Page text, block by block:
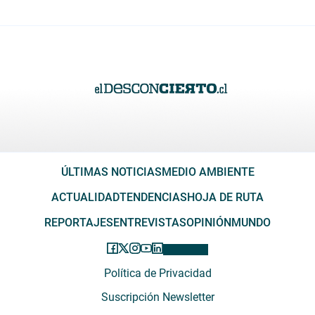
ÚLTIMAS NOTICIAS MEDIO AMBIENTE
ACTUALIDADTENDENCIAS HOJA DE RUTA
REPORTAJES ENTREVISTASOPINIÓN MUNDO
Política de Privacidad
Suscripción Newsletter